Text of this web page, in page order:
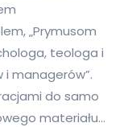
„Prymusom
teologa i
i managerów”.
do samo
materiału…